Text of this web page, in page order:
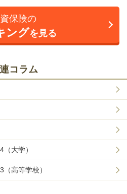
保険の
ングを見る
コラム
大学）
高等学校）